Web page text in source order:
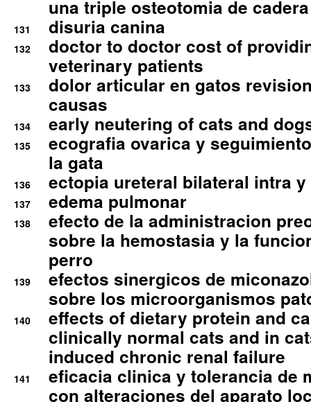
una triple osteotomia de cadera
131 disuria canina
132
doctor to doctor cost of
veterinary patients
133
dolor articular en gatos
causas
134 early neutering of cats and
135
ecografia ovarica y
la gata
136 ectopia ureteral bilateral intra
137 edema pulmonar
138
efecto de la administracion
sobre la hemostasia y la
perro
139
efectos sinergicos de
sobre los microorganismos
140
effects of dietary protein and
clinically normal cats and in
induced chronic renal failure
141
eficacia clinica y tolerancia de
con alteraciones del aparato